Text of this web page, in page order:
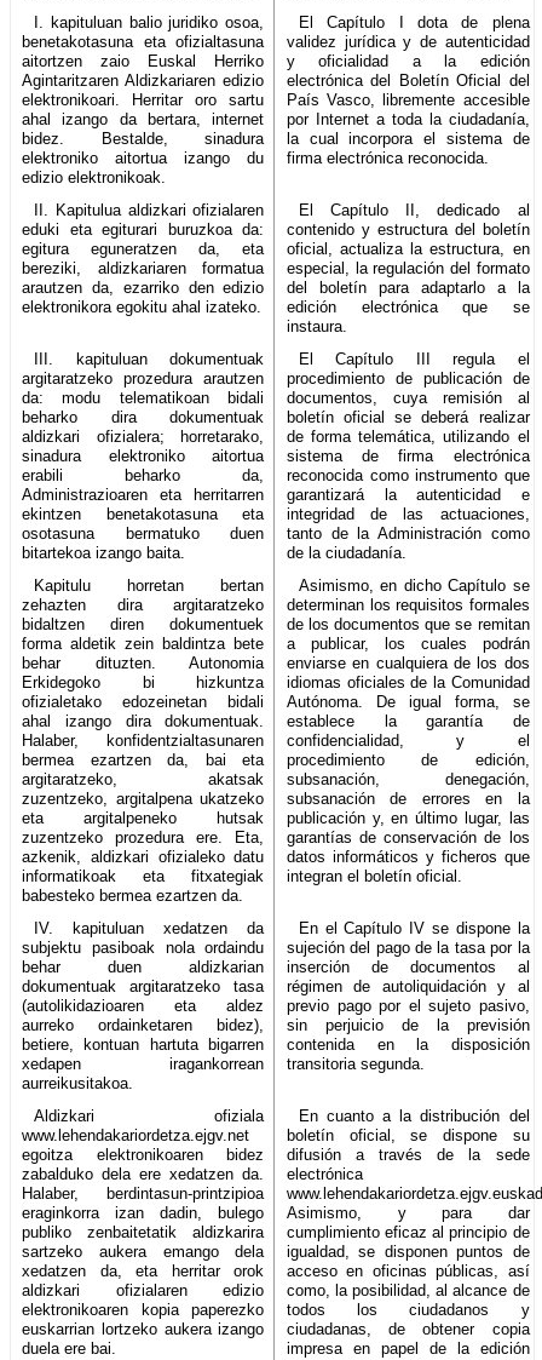
I. kapituluan balio juridiko osoa,
benetakotasuna eta ofizialtasuna
aitortzen zaio Euskal Herriko
Agintaritzaren Aldizkariaren edizio
elektronikoari. Herritar oro sartu
ahal izango da bertara, internet
bidez. Bestalde, sinadura
elektroniko aitortua izango du
edizio elektronikoak.
El Capítulo I dota de plena
validez jurídica y de autenticidad
y oficialidad a la edición
electrónica del Boletín Oficial del
País Vasco, libremente accesible
por Internet a toda la ciudadanía,
la cual incorpora el sistema de
firma electrónica reconocida.
II. Kapitulua aldizkari ofizialaren
eduki eta egiturari buruzkoa da:
egitura eguneratzen da, eta
bereziki, aldizkariaren formatua
arautzen da, ezarriko den edizio
elektronikora egokitu ahal izateko.
El Capítulo II, dedicado al
contenido y estructura del boletín
oficial, actualiza la estructura, en
especial, la regulación del formato
del boletín para adaptarlo a la
edición electrónica que se
instaura.
III. kapituluan dokumentuak
argitaratzeko prozedura arautzen
da: modu telematikoan bidali
beharko dira dokumentuak
aldizkari ofizialera; horretarako,
sinadura elektroniko aitortua
erabili beharko da,
Administrazioaren eta herritarren
ekintzen benetakotasuna eta
osotasuna bermatuko duen
bitartekoa izango baita.
El Capítulo III regula el
procedimiento de publicación de
documentos, cuya remisión al
boletín oficial se deberá realizar
de forma telemática, utilizando el
sistema de firma electrónica
reconocida como instrumento que
garantizará la autenticidad e
integridad de las actuaciones,
tanto de la Administración como
de la ciudadanía.
Kapitulu horretan bertan
zehazten dira argitaratzeko
bidaltzen diren dokumentuek
forma aldetik zein baldintza bete
behar dituzten. Autonomia
Erkidegoko bi hizkuntza
ofizialetako edozeinetan bidali
ahal izango dira dokumentuak.
Halaber, konfidentzialtasunaren
bermea ezartzen da, bai eta
argitaratzeko, akatsak
zuzentzeko, argitalpena ukatzeko
eta argitalpeneko hutsak
zuzentzeko prozedura ere. Eta,
azkenik, aldizkari ofizialeko datu
informatikoak eta fitxategiak
babesteko bermea ezartzen da.
Asimismo, en dicho Capítulo se
determinan los requisitos formales
de los documentos que se remitan
a publicar, los cuales podrán
enviarse en cualquiera de los dos
idiomas oficiales de la Comunidad
Autónoma. De igual forma, se
establece la garantía de
confidencialidad, y el
procedimiento de edición,
subsanación, denegación,
subsanación de errores en la
publicación y, en último lugar, las
garantías de conservación de los
datos informáticos y ficheros que
integran el boletín oficial.
IV. kapituluan xedatzen da
subjektu pasiboak nola ordaindu
behar duen aldizkarian
dokumentuak argitaratzeko tasa
(autolikidazioaren eta aldez
aurreko ordainketaren bidez),
betiere, kontuan hartuta bigarren
xedapen iragankorrean
aurreikusitakoa.
En el Capítulo IV se dispone la
sujeción del pago de la tasa por la
inserción de documentos al
régimen de autoliquidación y al
previo pago por el sujeto pasivo,
sin perjuicio de la previsión
contenida en la disposición
transitoria segunda.
Aldizkari ofiziala
www.lehendakariordetza.ejgv.net
egoitza elektronikoaren bidez
zabalduko dela ere xedatzen da.
Halaber, berdintasun-printzipioa
eraginkorra izan dadin, bulego
publiko zenbaitetatik aldizkarira
sartzeko aukera emango dela
xedatzen da, eta herritar orok
aldizkari ofizialaren edizio
elektronikoaren kopia paperezko
euskarrian lortzeko aukera izango
duela ere bai.
En cuanto a la distribución del
boletín oficial, se dispone su
difusión a través de la sede
electrónica
Asimismo, y para dar
cumplimiento eficaz al principio de
igualdad, se disponen puntos de
acceso en oficinas públicas, así
como, la posibilidad, al alcance de
todos los ciudadanos y
ciudadanas, de obtener copia
impresa en papel de la edición